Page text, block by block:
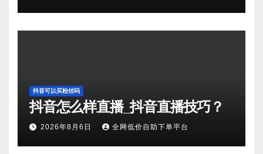
抖音可以买粉丝吗
抖音怎么样直播_抖音直播技巧？
2026年8月6日 全网低价自助下单平台